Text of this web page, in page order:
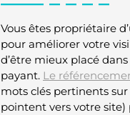
Vous êtes propriétaire
pour améliorer votre
d’être mieux placé
payant. Le
mots clés pertinents
pointent vers votre site)